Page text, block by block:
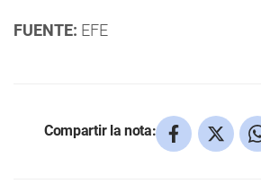
FUENTE: EFE
Compartir la nota: